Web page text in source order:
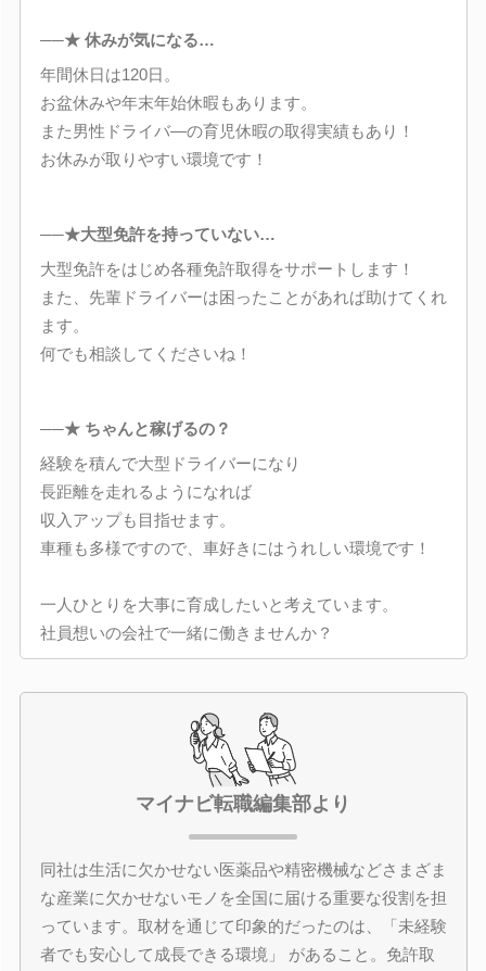
──★ 休みが気になる…
年間休日は120日。
お盆休みや年末年始休暇もあります。
また男性ドライバ―の育児休暇の取得実績もあり！
お休みが取りやすい環境です！
──★大型免許を持っていない…
大型免許をはじめ各種免許取得をサポートします！
また、先輩ドライバーは困ったことがあれば助けてくれ
ます。
何でも相談してくださいね！
──★ ちゃんと稼げるの？
経験を積んで大型ドライバーになり
長距離を走れるようになれば
収入アップも目指せます。
車種も多様ですので、車好きにはうれしい環境です！
一人ひとりを大事に育成したいと考えています。
社員想いの会社で一緒に働きませんか？
マイナビ転職編集部より
同社は生活に欠かせない医薬品や精密機械などさまざま
な産業に欠かせないモノを全国に届ける重要な役割を担
っています。取材を通じて印象的だったのは、「未経験
者でも安心して成長できる環境」 があること。免許取